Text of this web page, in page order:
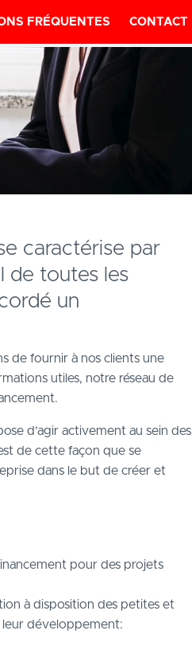
FRÉQUENTES CONTACT
caractérise par
de toutes les
un
de fournir à nos clients une
utiles, notre réseau de
d’agir activement au sein des
de cette façon que se
dans le but de créer et
pour des projets
à disposition des petites et
leur développement: